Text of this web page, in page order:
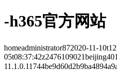
-h365官方网站
homeadministrator872020-11-
05t08:37:42z2476109021beijing40
11.1.0.11744